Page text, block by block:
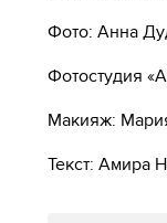
Фото: Анна
Фотостудия
Макияж:
Текст: Амира